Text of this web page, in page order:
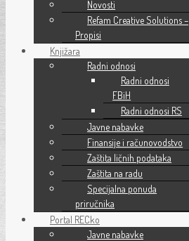
Novosti
Refam Creative Solutions –
Propisi
Knjižara
Radni odnosi
Radni odnosi
FBiH
Radni odnosi RS
Javne nabavke
Finansije i računovodstvo
Zaštita ličnih podataka
Zaštita na radu
Specijalna ponuda
priručnika
Portal RECko
Javne nabavke